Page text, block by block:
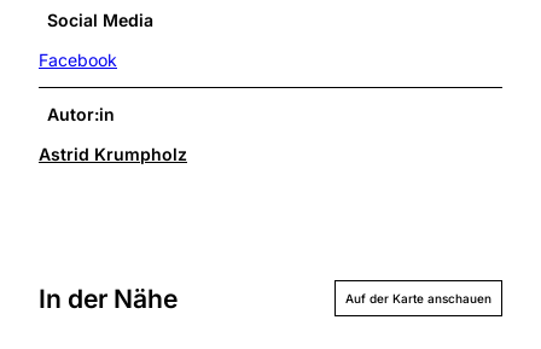
Social Media
Facebook
Autor:in
Astrid Krumpholz
In der Nähe Auf der Karte anschauen